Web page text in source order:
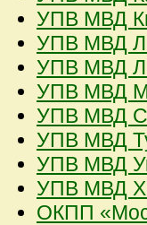
УПВ МВД
УПВ МВД
УПВ МВД
УПВ МВД
УПВ МВД
УПВ МВД
УПВ МВД
УПВ МВД
ОКПП